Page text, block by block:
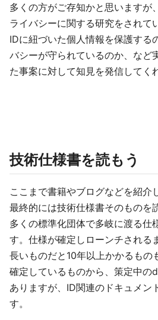
多くの方がご存知かと思いますが
ライバシーに関する研究をされて
IDに紐づいた個人情報を保護する
バシーが守られているのか、など
た事案に対して知見を発信してく
技術仕様書を読もう
ここまで書籍やブログなどを紹介
最終的には技術仕様書そのものを
多くの標準化団体で多岐に渡る仕
す。仕様が確定しローンチされる
長いものだと10年以上かかるもの
確定しているものから、策定中
ありますが、ID関連のドキュメン
す。